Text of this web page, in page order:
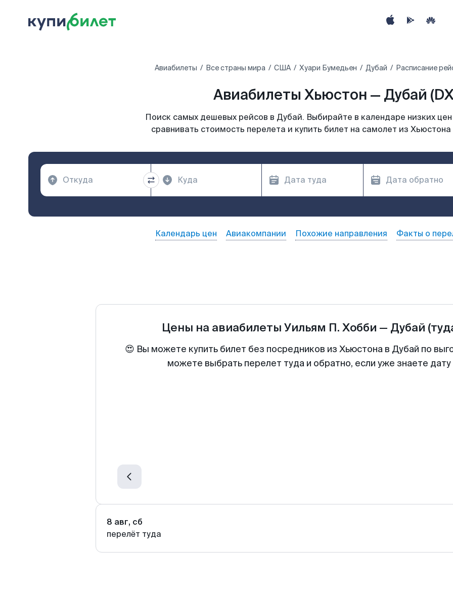
Авиабилеты Все страны мира США Хуари Бумедьен Дубай Расписание
Авиабилеты Хьюстон — Дубай
Поиск самых дешевых рейсов в Дубай. Выбирайте в календаре низких
сравнивать стоимость перелета и купить билет на самолет из
Календарь цен Авиакомпании Похожие направления Факты о
Цены на авиабилеты Уильям П. Хобби — Дубай
😍 Вы можете купить билет без посредников из Хьюстона в Дубай по
можете выбрать перелет туда и обратно, если уже знаете
8 авг, сб
перелёт туда